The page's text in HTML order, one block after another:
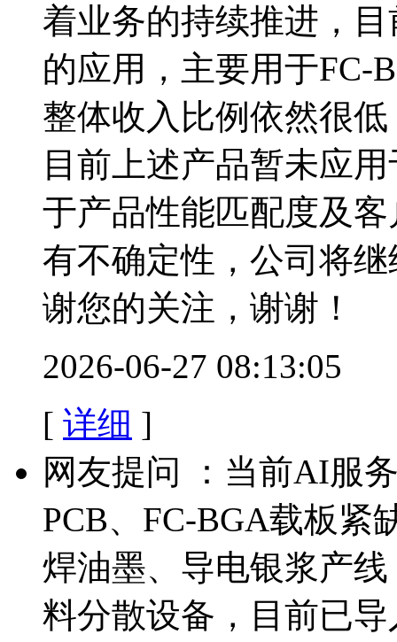
着业务的持续推进，
的应用，主要用于FC-
整体收入比例依然很
目前上述产品暂未应
于产品性能匹配度及
有不确定性，公司将
谢您的关注，谢谢！
2026-06-27 08:13:05
[ 详细 ]
网友提问 ：当前AI服
PCB、FC-BGA载板紧
焊油墨、导电银浆产
料分散设备，目前已